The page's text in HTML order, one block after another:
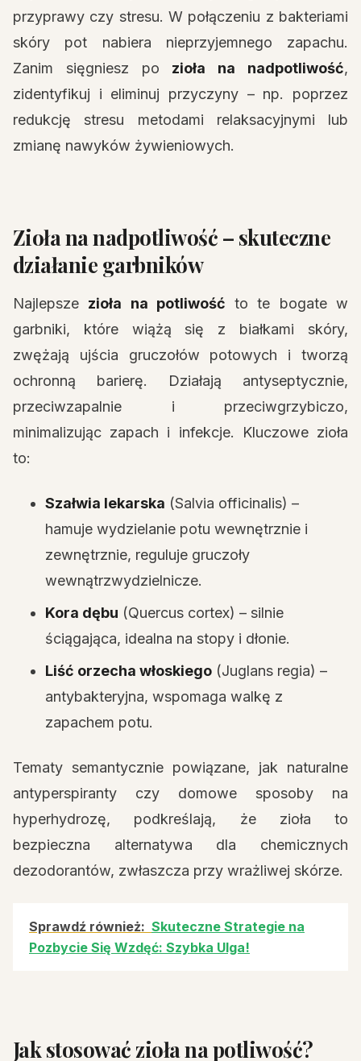
przyprawy czy stresu. W połączeniu z bakteriami
skóry pot nabiera nieprzyjemnego zapachu.
Zanim sięgniesz po zioła na nadpotliwość,
zidentyfikuj i eliminuj przyczyny – np. poprzez
redukcję stresu metodami relaksacyjnymi lub
zmianę nawyków żywieniowych.
Zioła na nadpotliwość – skuteczne
działanie garbników
Najlepsze zioła na potliwość to te bogate w
garbniki, które wiążą się z białkami skóry,
zwężają ujścia gruczołów potowych i tworzą
ochronną barierę. Działają antyseptycznie,
przeciwzapalnie i przeciwgrzybiczo,
minimalizując zapach i infekcje. Kluczowe zioła
to:
Szałwia lekarska (Salvia officinalis) –
hamuje wydzielanie potu wewnętrznie i
zewnętrznie, reguluje gruczoły
wewnątrzwydzielnicze.
Kora dębu (Quercus cortex) – silnie
ściągająca, idealna na stopy i dłonie.
Liść orzecha włoskiego (Juglans regia) –
antybakteryjna, wspomaga walkę z
zapachem potu.
Tematy semantycznie powiązane, jak naturalne
antyperspiranty czy domowe sposoby na
hyperhydrozę, podkreślają, że zioła to
bezpieczna alternatywa dla chemicznych
dezodorantów, zwłaszcza przy wrażliwej skórze.
Sprawdź również: Skuteczne Strategie na
Pozbycie Się Wzdęć: Szybka Ulga!
Jak stosować zioła na potliwość?